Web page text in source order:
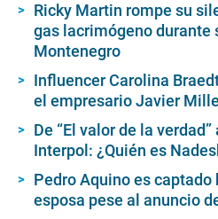
Ricky Martin rompe su
gas lacrimógeno durante
Montenegro
Influencer Carolina
el empresario Javier
De “El valor de la
Interpol: ¿Quién es
Pedro Aquino es captado
esposa pese al anuncio